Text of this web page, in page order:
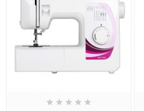
    